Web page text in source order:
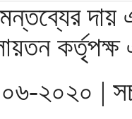
দায়
২০২০ |